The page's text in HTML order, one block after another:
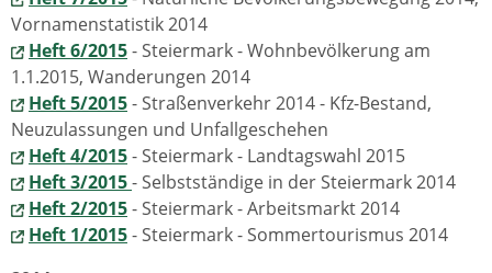
Vornamenstatistik 2014
Heft 6/2015- Steiermark - Wohnbevölkerung am
1.1.2015, Wanderungen 2014
Heft 5/2015- Straßenverkehr 2014 - Kfz-Bestand,
Neuzulassungen und Unfallgeschehen
Heft 4/2015- Steiermark - Landtagswahl 2015
Heft 3/2015- Selbstständige in der Steiermark 2014
Heft 2/2015- Steiermark - Arbeitsmarkt 2014
Heft 1/2015- Steiermark - Sommertourismus 2014